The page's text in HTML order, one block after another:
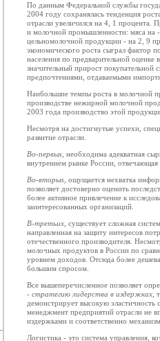
По данным Федеральной службы
2004 году сохранялась тенденция
отрасли увеличился на 4, 1 процента.
и молочной промышленности: мяса на
цельномолочной продукции ‑ на 2, 9
экономического роста сыграл фактор
населения по предварительной
значительный прирост покупательной
предпочтениями, отдаваемыми
Наибольшие темпы роста в молочной
производстве нежирной молочной
2003 года производство этой
Несмотря на достигнутые успехи,
развитие отрасли.
Во-первых , необходима адекватная
внутреннем рынке России,
Во-вторых , ощущается нехватка
позволяет достоверно оценить
более активное привлечение к
заинтересованных организаций.
В-третьих , существует сложная
направленная на защиту интересов
отечественного производителя.
молочных продуктов в России по
уровнем доходов. Отсюда более
большим спросом.
Все вышеперечисленное позволяет
‑ стратегию лидерства в издержках ,
демонстрирует высокую
менеджмент предприятий отрасли не
издержками и соответственно
Логистика ‑ это система управления,